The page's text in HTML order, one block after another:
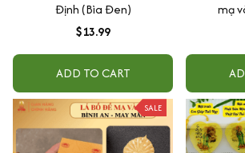
Định (Bìa Đen)
$13.99
ADD TO CART
mạ
SALE